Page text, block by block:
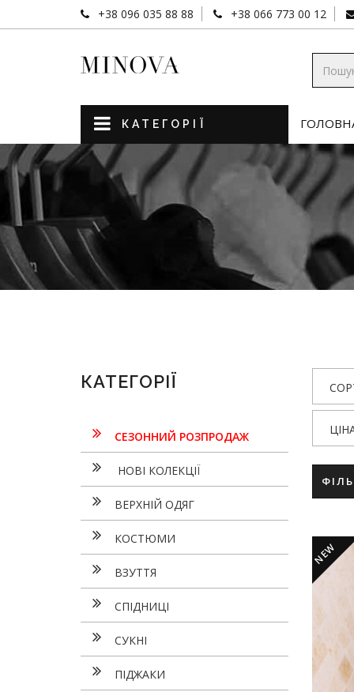
+38 096 035 88 88 +38 066 773 00 12
КАТЕГОРІЇ
КАТЕГОРІЇ
СЕЗОННИЙ РОЗПРОДАЖ
НОВІ КОЛЕКЦІЇ
ВЕРХНІЙ ОДЯГ
КОСТЮМИ
ВЗУТТЯ
СПІДНИЦІ
СУКНI
ПІДЖАКИ
NEW